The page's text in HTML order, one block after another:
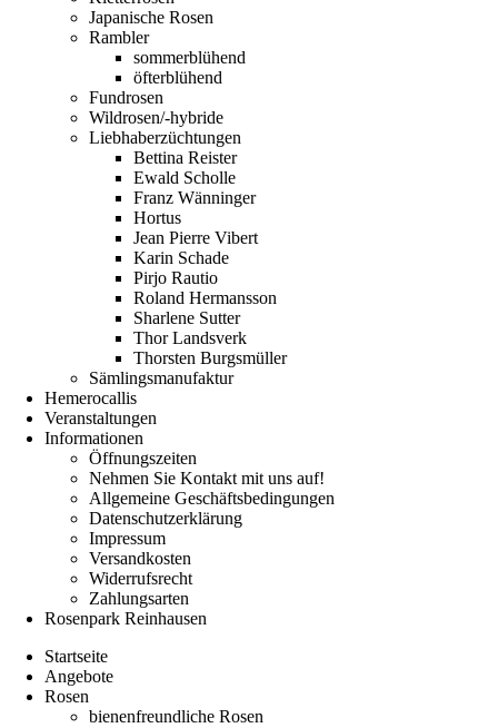
Japanische Rosen
Rambler
sommerblühend
öfterblühend
Fundrosen
Wildrosen/-hybride
Liebhaberzüchtungen
Bettina Reister
Ewald Scholle
Franz Wänninger
Hortus
Jean Pierre Vibert
Karin Schade
Pirjo Rautio
Roland Hermansson
Sharlene Sutter
Thor Landsverk
Thorsten Burgsmüller
Sämlingsmanufaktur
Hemerocallis
Veranstaltungen
Informationen
Öffnungszeiten
Nehmen Sie Kontakt mit uns auf!
Allgemeine Geschäftsbedingungen
Datenschutzerklärung
Impressum
Versandkosten
Widerrufsrecht
Zahlungsarten
Rosenpark Reinhausen
Startseite
Angebote
Rosen
bienenfreundliche Rosen